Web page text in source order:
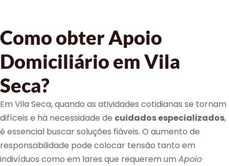
Como obter Apoio
Domiciliário em Vila
Seca?
Em Vila Seca, quando as atividades cotidianas se tornam
difíceis e há necessidade de cuidados especializados,
é essencial buscar soluções fiáveis. O aumento de
responsabilidade pode colocar tensão tanto em
indivíduos como em lares que requerem um Apoio